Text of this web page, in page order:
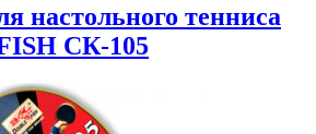
настольного тенниса
СК-105